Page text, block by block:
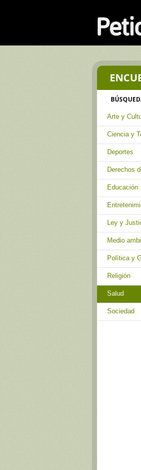
Arte y
Ciencia y
Deportes
Derechos
Educación
Ley y
Medio
Política y
Religión
Salud
Sociedad